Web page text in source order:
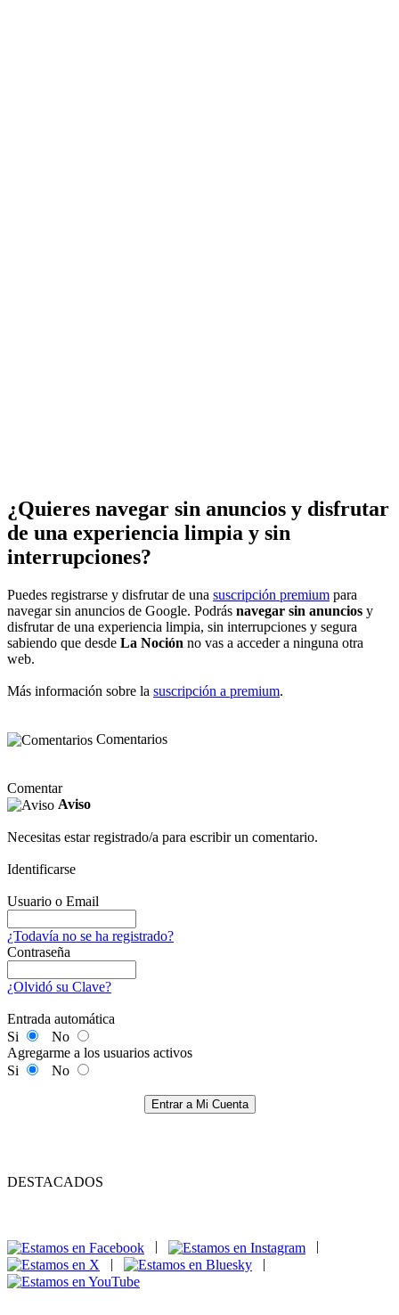
¿Quieres navegar sin anuncios y disfrutar
de una experiencia limpia y sin
interrupciones?
Puedes registrarse y disfrutar de una suscripción premium para
navegar sin anuncios de Google. Podrás navegar sin anuncios y
disfrutar de una experiencia limpia, sin interrupciones y segura
sabiendo que desde La Noción no vas a acceder a ninguna otra
web.
Más información sobre la suscripción a premium.
Comentarios
Comentar
Aviso
Necesitas estar registrado/a para escribir un comentario.
Identificarse
Usuario o Email
¿Todavía no se ha registrado?
Contraseña
¿Olvidó su Clave?
Entrada automática
Si
No
Agregarme a los usuarios activos
Si
No
Entrar a Mi Cuenta
DESTACADOS
|
|
|
|